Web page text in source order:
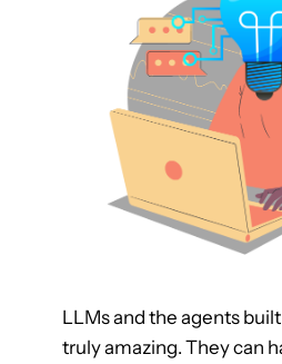
LLMs and the agents
truly amazing. They can